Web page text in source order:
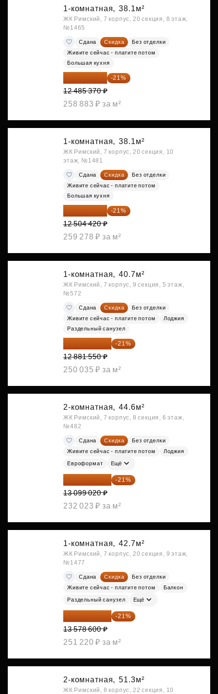
1-комнатная, 38.1м²
ЖК Римский, 7 корпус, 20 секция, 8 этаж,
№1465
Сдана Скидка
Без отделки
Живите сейчас - платите потом
Большая кухня
-21%
12 485 370 ₽
258 883 ₽ за м²
1-комнатная, 38.1м²
ЖК Римский, 7 корпус, 20 секция, 10
этаж, №1481
Сдана Скидка
Без отделки
Живите сейчас - платите потом
Большая кухня
-21%
12 504 420 ₽
259 278 ₽ за м²
1-комнатная, 40.7м²
ЖК Римский, 7 корпус, 9 секция, 5 этаж,
№572
Сдана Скидка
Без отделки
Живите сейчас - платите потом
Лоджия
Раздельный санузел
10 176 425 ₽ -21%
12 881 550 ₽
250 035 ₽ за м²
2-комнатная, 44.6м²
ЖК Римский, 7 корпус, 8 секция, 6 этаж,
№482
Сдана Скидка
Без отделки
Живите сейчас - платите потом
Лоджия
Евроформат Ещё
10 348 226 ₽ -21%
13 099 020 ₽
232 023 ₽ за м²
1-комнатная, 42.7м²
ЖК Римский, 7 корпус, 20 секция, 9 этаж,
№1477
Сдана Скидка
Без отделки
Живите сейчас - платите потом
Балкон
Раздельный санузел Ещё
10 727 094 ₽ -21%
13 578 600 ₽
251 220 ₽ за м²
2-комнатная, 51.3м²
ЖК Римский, 8 корпус, 22 секция, 10